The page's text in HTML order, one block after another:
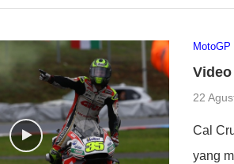
MotoGP
22
Cal
yang